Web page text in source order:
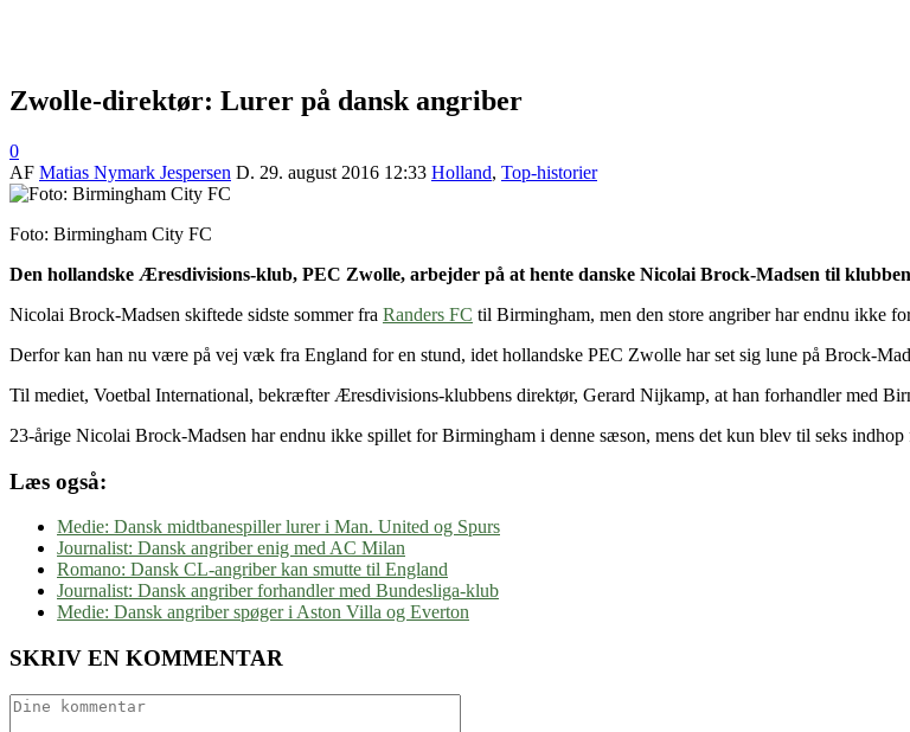
Zwolle-direktør: Lurer på dansk angriber
0
AF Matias Nymark Jespersen D. 29. august 2016 12:33 Holland, Top-historier
Foto: Birmingham City FC
Den hollandske Æresdivisions-klub, PEC Zwolle, arbejder på at hente danske Nicolai Brock-Madsen til
Nicolai Brock-Madsen skiftede sidste sommer fra Randers FC til Birmingham, men den store angriber har endnu ikke
Derfor kan han nu være på vej væk fra England for en stund, idet hollandske PEC Zwolle har set sig lune på Brock-
Til mediet, Voetbal International, bekræfter Æresdivisions-klubbens direktør, Gerard Nijkamp, at han forhandler med
23-årige Nicolai Brock-Madsen har endnu ikke spillet for Birmingham i denne sæson, mens det kun blev til seks indhop
Læs også:
Medie: Dansk midtbanespiller lurer i Man. United og Spurs
Journalist: Dansk angriber enig med AC Milan
Romano: Dansk CL-angriber kan smutte til England
Journalist: Dansk angriber forhandler med Bundesliga-klub
Medie: Dansk angriber spøger i Aston Villa og Everton
SKRIV EN KOMMENTAR